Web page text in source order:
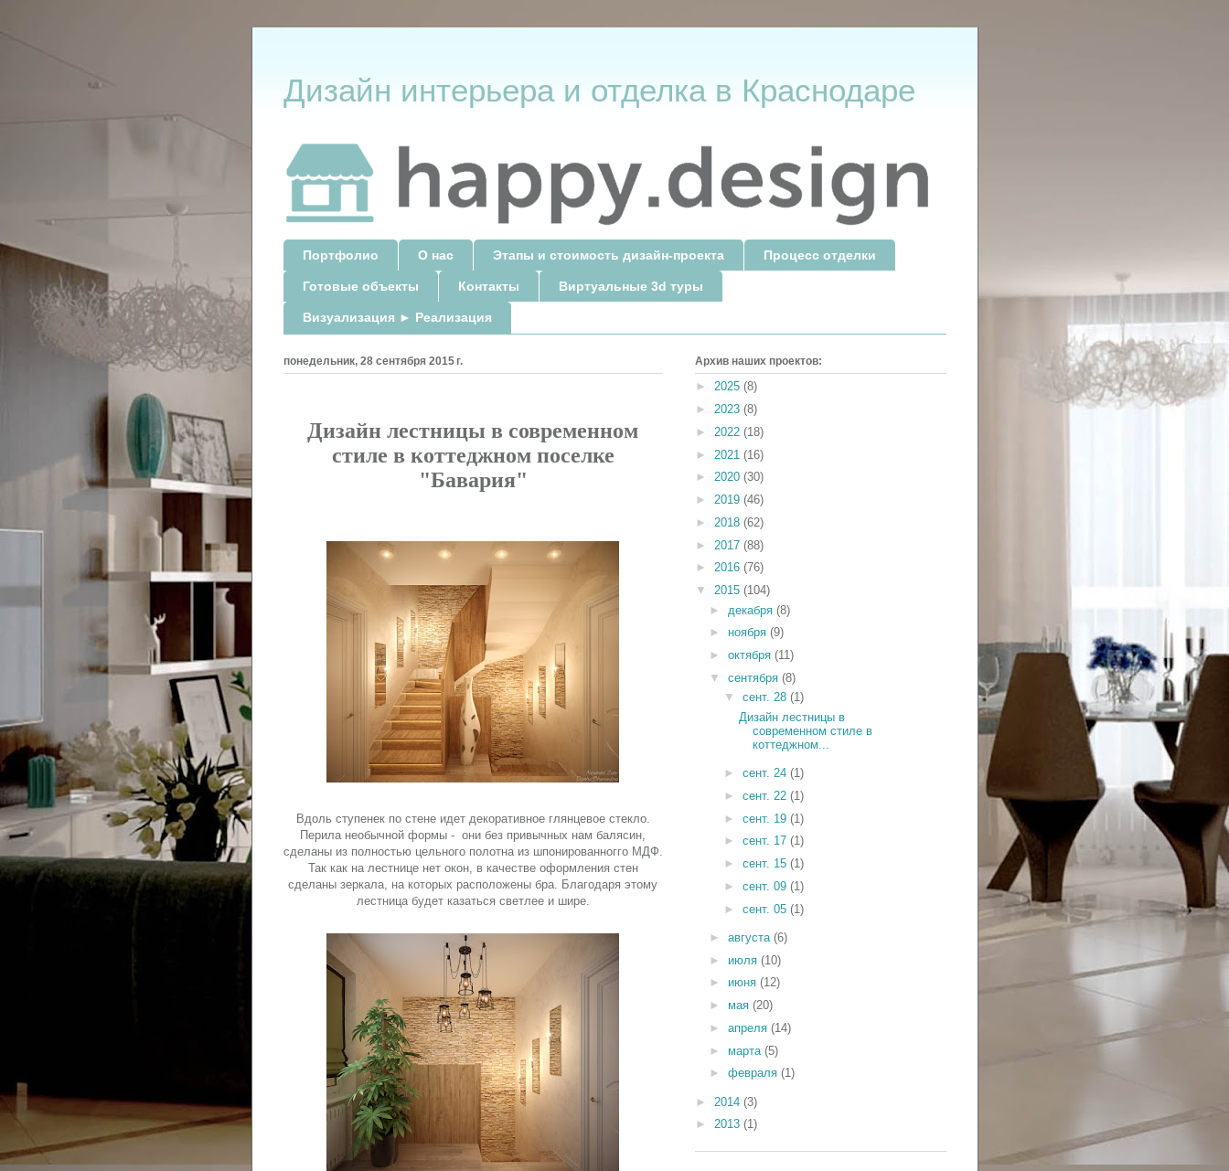
Дизайн интерьера и отделка в Краснодаре
Портфолио О нас Этапы и стоимость дизайн-проекта Процесс отделки
Готовые объекты Контакты Виртуальные 3d туры
Визуализация ► Реализация
понедельник, 28 сентября 2015 г.
Дизайн лестницы в современном
стиле в коттеджном поселке
"Бавария"
Вдоль ступенек по стене идет декоративное глянцевое стекло.
Перила необычной формы - они без привычных нам балясин,
сделаны из полностью цельного полотна из шпонированногго МДФ.
Так как на лестнице нет окон, в качестве оформления стен
сделаны зеркала, на которых расположены бра. Благодаря этому
лестница будет казаться светлее и шире.
Архив наших проектов:
► 2025 (8)
► 2023 (8)
► 2022 (18)
► 2021 (16)
► 2020 (30)
► 2019 (46)
► 2018 (62)
► 2017 (88)
► 2016 (76)
▼ 2015 (104)
► декабря(8)
► ноября(9)
►октября(11)
▼сентября(8)
▼ сент. 28 (1)
Дизайн лестницы в
современном стиле в
коттеджном...
► сент. 24 (1)
► сент. 22 (1)
► сент. 19 (1)
► сент. 17 (1)
► сент. 15 (1)
► сент. 09 (1)
► сент. 05 (1)
►августа(6)
► июля(10)
► июня(12)
► мая(20)
►апреля(14)
► марта(5)
►февраля(1)
► 2014 (3)
► 2013 (1)